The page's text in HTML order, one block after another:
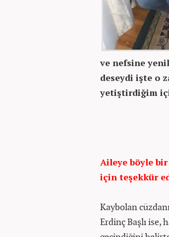
ve nefsine
deseydi işte o
yetiştirdiğim
Aileye böyle
için teşekkür
Kaybolan
Erdinç Başlı ise,